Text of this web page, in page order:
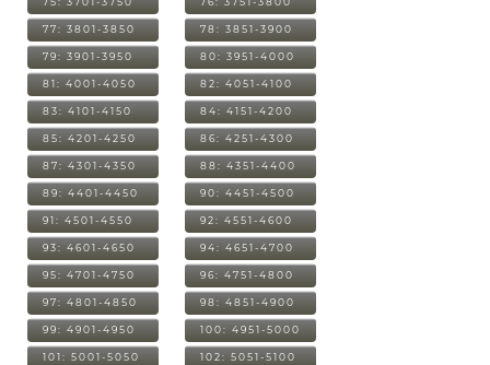
77: 3801-3850 78: 3851-3900
79: 3901-3950 80: 3951-4000
81: 4001-4050 82: 4051-4100
83: 4101-4150 84: 4151-4200
85: 4201-4250 86: 4251-4300
87: 4301-4350 88: 4351-4400
89: 4401-4450 90: 4451-4500
91: 4501-4550 92: 4551-4600
93: 4601-4650 94: 4651-4700
95: 4701-4750 96: 4751-4800
97: 4801-4850 98: 4851-4900
99: 4901-4950 100: 4951-5000
101: 5001-5050 102: 5051-5100